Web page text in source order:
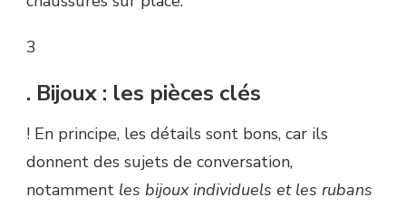
3
. Bijoux : les pièces clés
! En principe, les détails sont bons, car ils
donnent des sujets de conversation,
notamment les bijoux individuels et les rubans